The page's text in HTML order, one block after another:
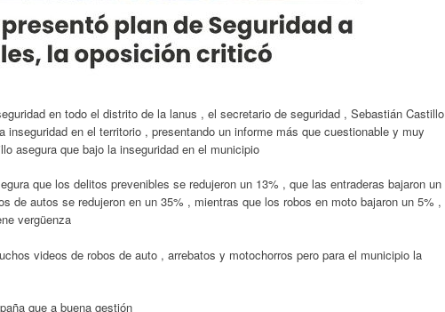
en todo el distrito de la lanus , el secretario de seguridad , Sebastián Castillo
inseguridad en el territorio , presentando un informe más que cuestionable y muy
asegura que bajo la inseguridad en el municipio
que los delitos prevenibles se redujeron un 13% , que las entraderas bajaron un
de autos se redujeron en un 35% , mientras que los robos en moto bajaron un 5% ,
vergüenza
videos de robos de auto , arrebatos y motochorros pero para el municipio la
que a buena gestión